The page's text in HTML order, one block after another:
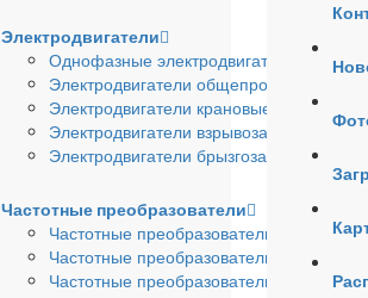
Электродвигатели
Однофазные электродвигатели
Электродвигатели общепромышленные
Электродвигатели крановые
Электродвигатели взрывозащишенные
Электродвигатели брызгозащищенные
Частотные преобразователи
Частотные преобразователи INSTART
Частотные преобразователи INNOVERT
Частотные преобразователи HYUNDAI